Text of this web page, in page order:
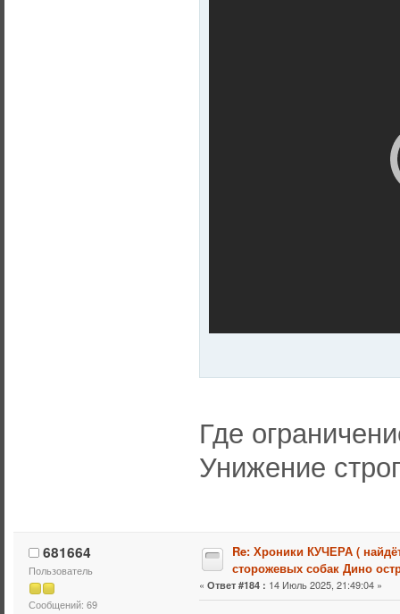
Где
Унижение
681664
Пользователь
Сообщений: 69
Re: Хроники КУЧЕРА (
сторожевых собак Дино
« Ответ #184 : 14 Июль 2025, 21:49:04 »